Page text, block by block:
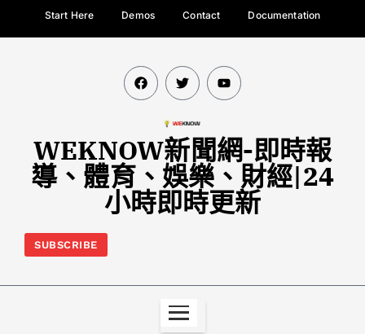
Start Here Demos Contact Documentation
WEKNOW新聞網-即時報
導、體育、娛樂、財經|24
小時即時更新
SUBSCRIBE